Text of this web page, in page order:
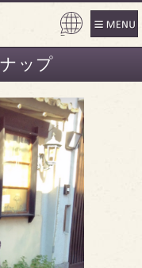
Powe
ップ